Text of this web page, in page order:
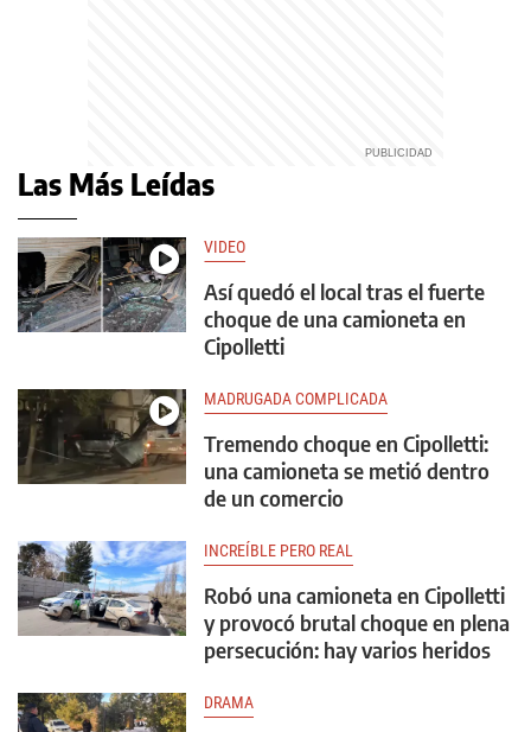
Las Más Leídas
VIDEO
Así quedó el local tras el fuerte
choque de una camioneta en
Cipolletti
MADRUGADA COMPLICADA
Tremendo choque en Cipolletti:
una camioneta se metió dentro
de un comercio
INCREÍBLE PERO REAL
Robó una camioneta en Cipolletti
y provocó brutal choque en plena
persecución: hay varios heridos
DRAMA